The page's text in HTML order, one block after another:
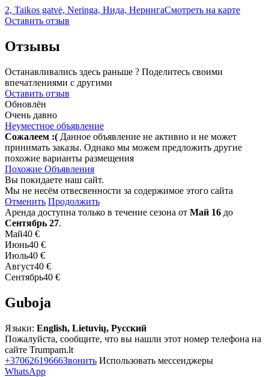
2, Taikos gatvė, Neringa, Нида, НерингаСмотреть на карте
Оставить отзыв
Отзывы
Останавливались здесь раньше ? Поделитесь своими
впечатлениями с другими
Оставить отзыв
Обновлён
Очень давно
Неуместное объявление
Сожалеем :( Данное объявление не активно и не может
принимать заказы. Однако мы можем предложить другие
похожие варианты размещения
Похожие Объявления
Вы покидаете наш сайт.
Мы не несём отвесвенности за содержимое этого сайта
Отменить Продолжить
Аренда доступна только в течение сезона от Май 16 до
Сентябрь 27.
Май40 €
Июнь40 €
Июль40 €
Август40 €
Сентябрь40 €
Guboja
Языки: English, Lietuvių, Русский
Пожалуйста, сообщите, что вы нашли этот номер телефона на
сайте Trumpam.lt
+37062619666Звонить Использовать мессенджеры
WhatsApp